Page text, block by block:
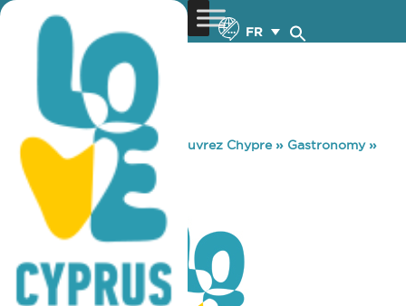
FR
You are here: Home »Découvrez Chypre» Gastronomy»
BRIDGE DISCO
BRIDGE DISCO